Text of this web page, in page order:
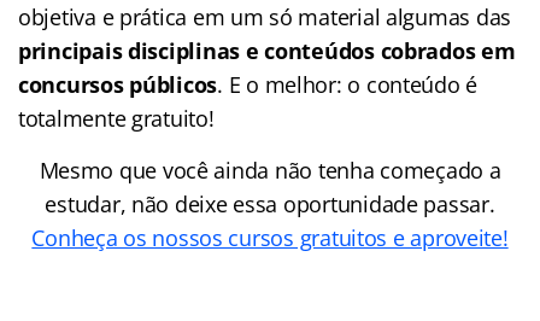
objetiva e prática em um só material algumas das
principais disciplinas e conteúdos cobrados em
concursos públicos. E o melhor: o conteúdo é
totalmente gratuito!
Mesmo que você ainda não tenha começado a
estudar, não deixe essa oportunidade passar.
Conheça os nossos cursos gratuitos e aproveite!